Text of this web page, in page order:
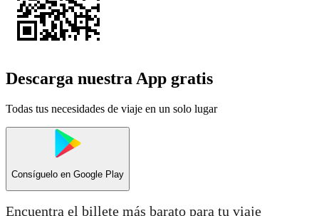
Descarga nuestra App gratis
Todas tus necesidades de viaje en un solo lugar
Consíguelo en Google Play
Encuentra el billete más barato para tu viaje